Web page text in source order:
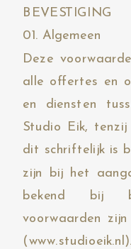
BEVESTIGING
01. Algemeen
Deze
alle offertes en
en diensten
Studio Eik,
dit schriftelijk is
zijn bij het
bekend bij
voorwaarden
(www.studioeik.nl).